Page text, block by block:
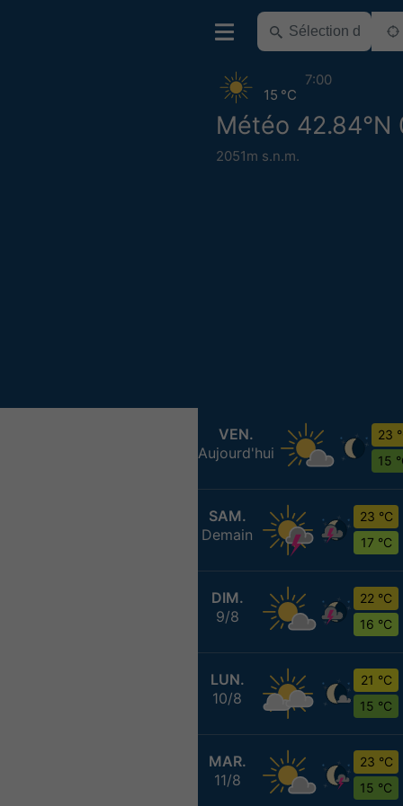
Météo 42.84°N
2051m s.n.m.
15 °C
7:00
VEN.
Aujourd'hui
23
15
SAM.
Demain
23 °C
17 °C
DIM.
9/8
22 °C
16 °C
LUN.
10/8
21 °C
15 °C
MAR.
11/8
23 °C
15 °C